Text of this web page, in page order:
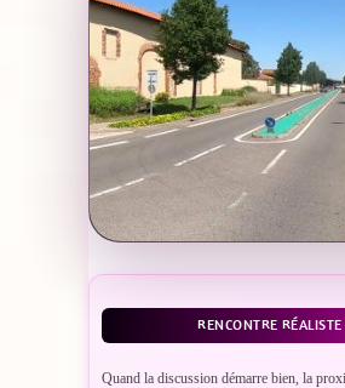
RENCONTRE RÉALISTE
Quand la discussion démarre bien, la